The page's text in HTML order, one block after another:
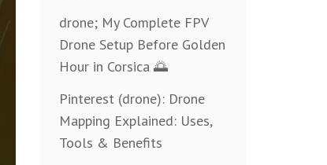
drone; My Complete FPV
Drone Setup Before Golden
Hour in Corsica 🌅
Pinterest (drone): Drone
Mapping Explained: Uses,
Tools & Benefits